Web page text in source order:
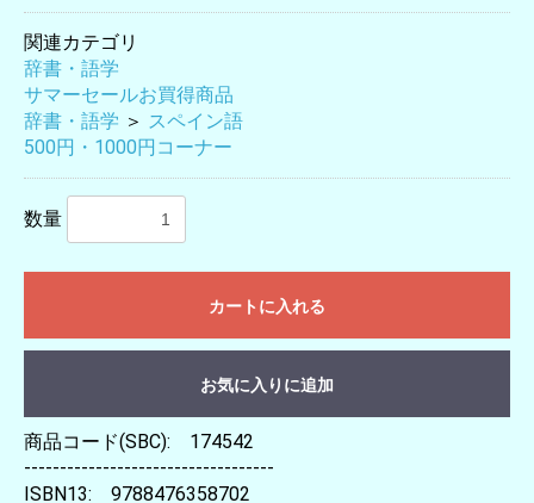
関連カテゴリ
辞書・語学
サマーセールお買得商品
辞書・語学 ＞ スペイン語
500円・1000円コーナー
数量
カートに入れる
お気に入りに追加
商品コード(SBC): 174542
-----------------------------------
ISBN13: 9788476358702